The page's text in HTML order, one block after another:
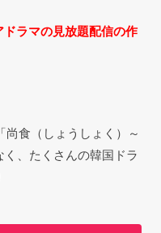
ラマの見放題配信の作
食（しょうしょく）～
、たくさんの韓国ドラ